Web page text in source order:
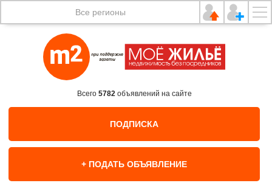
Все регионы
Всего 5782объявлений на сайте
ПОДПИСКА
+ ПОДАТЬ ОБЪЯВЛЕНИЕ